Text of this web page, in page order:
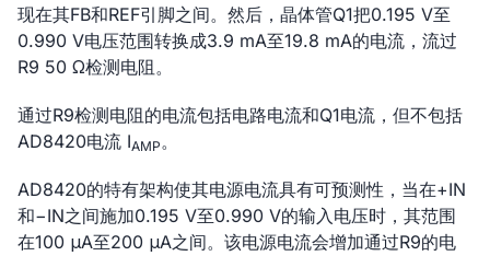
现在其FB和REF引脚之间。然后，晶体管Q1把0.195 V至
0.990 V电压范围转换成3.9 mA至19.8 mA的电流，流过
R9 50 Ω检测电阻。
通过R9检测电阻的电流包括电路电流和Q1电流，但不包括
AD8420电流 IAMP。
AD8420的特有架构使其电源电流具有可预测性，当在+IN
和−IN之间施加0.195 V至0.990 V的输入电压时，其范围
在100 μA至200 μA之间。该电源电流会增加通过R9的电